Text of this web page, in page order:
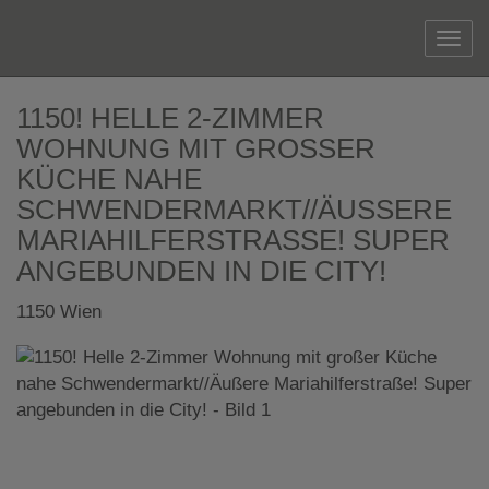
1150! HELLE 2-ZIMMER
WOHNUNG MIT GROSSER K
ÜCHE NAHE S
CHWENDERMARKT//ÄUSSERE MA
RIAHILFERSTRASSE! SUPER ANG
EBUNDEN IN DIE CITY!
1150 Wien